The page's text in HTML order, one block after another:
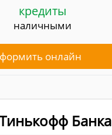
кредиты
наличными
онлайн
Банка